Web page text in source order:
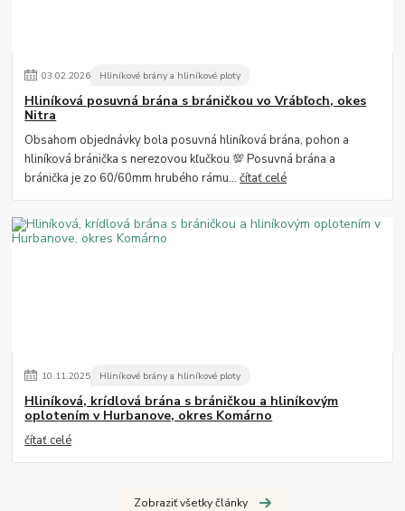
03.02.2026 Hliníkové brány a hliníkové ploty
Hliníková posuvná brána s bráničkou vo Vrábľoch, okes
Nitra
Obsahom objednávky bola posuvná hliníková brána, pohon a
hliníková bránička s nerezovou kľučkou 💯 Posuvná brána a
bránička je zo 60/60mm hrubého rámu...čítať celé
10.11.2025 Hliníkové brány a hliníkové ploty
Hliníková, krídlová brána s bráničkou a hliníkovým
oplotením v Hurbanove, okres Komárno
čítať celé
Zobraziť všetky články